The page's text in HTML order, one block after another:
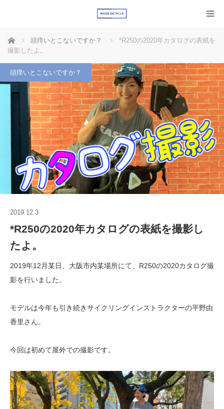
ホーム 頭痒いとこないですか？
*R250の2020年カタログの表紙を
撮影したよ。
頭痒いとこないですか？
2019.12.3
*R250の2020年カタログの表紙を撮影し
たよ。
2019年12月某日、大阪市内某場所にて、R250の2020カタログ撮
影を行いました。
モデルは今年も引き続きサイクリングインストラクターの平野由
香里さん。
今回は初めて屋外での撮影です。